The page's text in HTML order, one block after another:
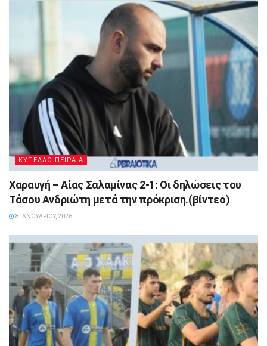
ΚΥΠΕΛΛΟ ΠΕΙΡΑΙΑ
Χαραυγή – Αίας Σαλαμίνας 2-1: Οι δηλώσεις του
Τάσου Ανδριώτη μετά την πρόκριση.(βίντεο)
8 ΙΑΝΟΥΑΡΊΟΥ, 2026